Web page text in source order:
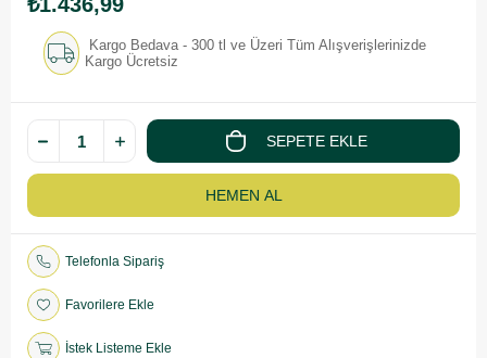
Kargo Bedava - 300 tl ve Üzeri Tüm Alışverişlerinizde
Kargo Ücretsiz
Telefonla Sipariş
Favorilere Ekle
İstek Listeme Ekle